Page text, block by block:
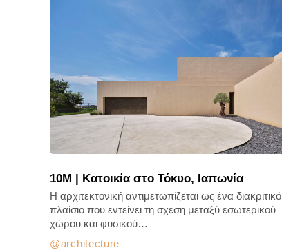
10M | Κατοικία στο Τόκυο, Ιαπωνία
architecture
Η αρχιτεκτονική αντιμετωπίζεται ως ένα διακριτικό
πλαίσιο που εντείνει τη σχέση μεταξύ εσωτερικού
χώρου και φυσικού…